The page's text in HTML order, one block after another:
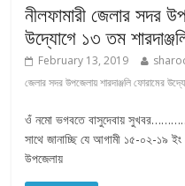
নীলফামারী জেলার সদর
উদ্যোগে ১৩ তম
February 13, 2019
জেলার সদর উপজেলায় শারদাঞ্জলি ফোরামের
ওঁ নমো ভগবতে বাসুদেবায়
সাথে জানাচ্ছি যে আগামী ১৫-০২-১৯
উপজেলায়